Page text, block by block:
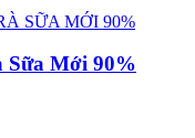
Sữa Mới 90%